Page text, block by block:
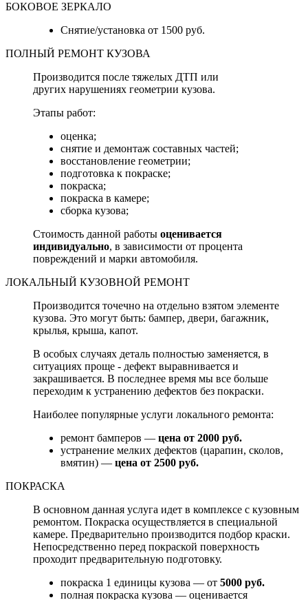
БОКОВОЕ ЗЕРКАЛО
Снятие/установка от 1500 руб.
ПОЛНЫЙ РЕМОНТ КУЗОВА
Производится после тяжелых ДТП или
других нарушениях геометрии кузова.
Этапы работ:
оценка;
снятие и демонтаж составных частей;
восстановление геометрии;
подготовка к покраске;
покраска;
покраска в камере;
сборка кузова;
Стоимость данной работы оценивается
индивидуально, в зависимости от процента
повреждений и марки автомобиля.
ЛОКАЛЬНЫЙ КУЗОВНОЙ РЕМОНТ
Производится точечно на отдельно взятом элементе
кузова. Это могут быть: бампер, двери, багажник,
крылья, крыша, капот.
В особых случаях деталь полностью заменяется, в
ситуациях проще - дефект выравнивается и
закрашивается. В последнее время мы все больше
переходим к устранению дефектов без покраски.
Наиболее популярные услуги локального ремонта:
ремонт бамперов — цена от 2000 руб.
устранение мелких дефектов (царапин, сколов,
вмятин) — цена от 2500 руб.
ПОКРАСКА
В основном данная услуга идет в комплексе с кузовным
ремонтом. Покраска осуществляется в специальной
камере. Предварительно производится подбор краски.
Непосредственно перед покраской поверхность
проходит предварительную подготовку.
покраска 1 единицы кузова — от 5000 руб.
полная покраска кузова — оценивается